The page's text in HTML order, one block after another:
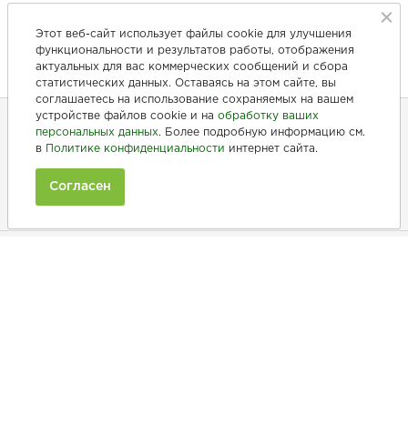
+7 (846) 275-20-10
Этот веб-сайт использует файлы cookie для улучшения
функциональности и результатов работы, отображения
актуальных для вас коммерческих сообщений и сбора
статистических данных. Оставаясь на этом сайте, вы
соглашаетесь на использование сохраняемых на вашем
устройстве файлов cookie и на обработку ваших
персональных данных. Более подробную информацию см.
в
Политике конфиденциальности интернет сайта.
Согласен